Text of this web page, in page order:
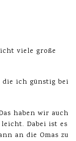
viele große
ich günstig bei
haben wir auch
Dabei ist es
an die Omas zu